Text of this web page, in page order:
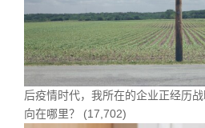
后疫情时代，我所在的企业正经历
向在哪里？
(17,702)